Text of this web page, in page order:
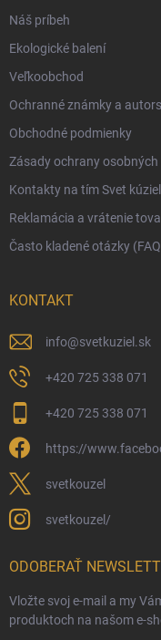
Moja objednávka
Reklamácia a vrátenie
Vernostný program
Veľkoobchod
Ekologické balenie
Obchodné podmienky
Zásady ochrany osobných
Náš príbeh
Ekologické balení
Veľkoobchod
Ochranné známky a
Obchodné podmienky
Zásady ochrany
Kontakty na tím Svet kúziel
Reklamácia a vrátenie
Často kladené otázky
KONTAKT
info@svetkuziel.sk
+420 725 338 071
+420 725 338 071
https://
svetkouzel
svetkouzel/
ODOBERAŤ
Vložte svoj e-mail a my
produktoch na našom e-